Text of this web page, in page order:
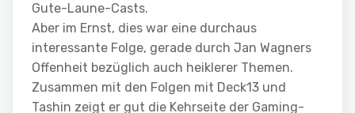
Gute-Laune-Casts.
Aber im Ernst, dies war eine durchaus
interessante Folge, gerade durch Jan Wagners
Offenheit bezüglich auch heiklerer Themen.
Zusammen mit den Folgen mit Deck13 und
Tashin zeigt er gut die Kehrseite der Gaming-